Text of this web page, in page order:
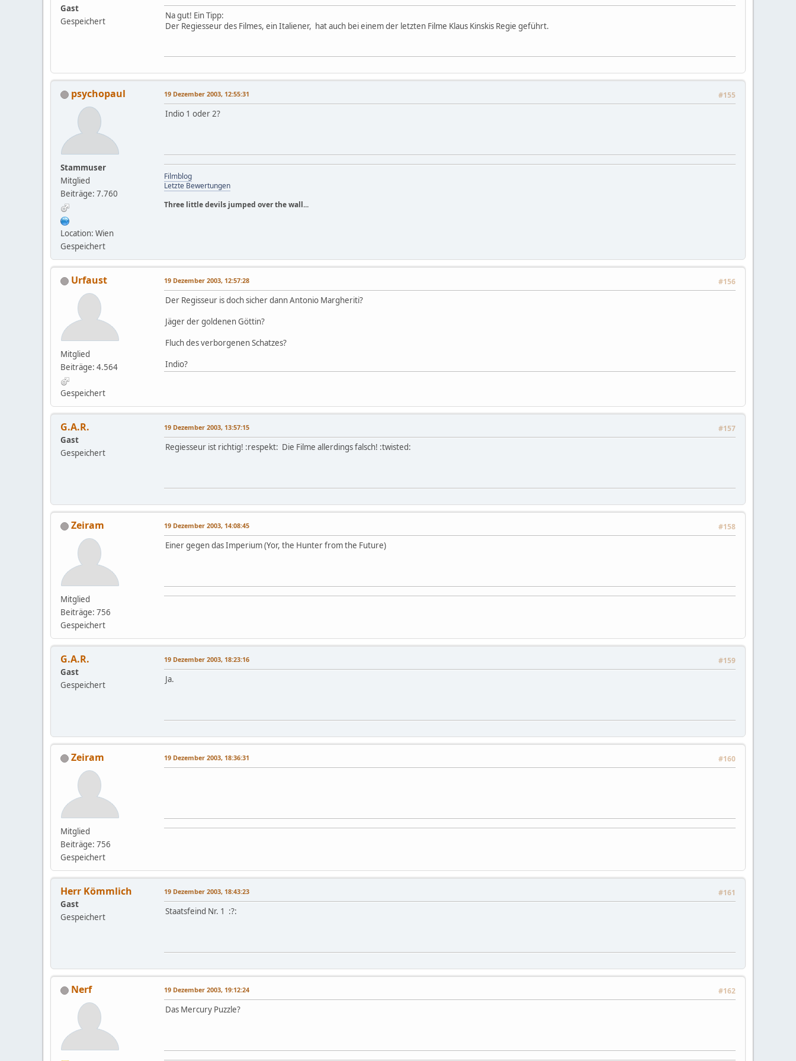
Gast
Gespeichert
Na gut! Ein Tipp:
Der Regiesseur des Filmes, ein Italiener, hat auch bei einem der letzten Filme Klaus Kinskis Regie geführt.
psychopaul
Stammuser
Mitglied
Beiträge: 7.760
Location: Wien
Gespeichert
19 Dezember 2003, 12:55:31 #155
Indio 1 oder 2?
Filmblog
Letzte Bewertungen
Three little devils jumped over the wall...
Urfaust
Mitglied
Beiträge: 4.564
Gespeichert
19 Dezember 2003, 12:57:28 #156
Der Regisseur is doch sicher dann Antonio Margheriti?
Jäger der goldenen Göttin?
Fluch des verborgenen Schatzes?
Indio?
G.A.R.
Gast
Gespeichert
19 Dezember 2003, 13:57:15 #157
Regiesseur ist richtig! :respekt: Die Filme allerdings falsch! :twisted:
Zeiram
Mitglied
Beiträge: 756
Gespeichert
19 Dezember 2003, 14:08:45 #158
Einer gegen das Imperium (Yor, the Hunter from the Future)
G.A.R.
Gast
Gespeichert
19 Dezember 2003, 18:23:16 #159
Ja.
Zeiram
Mitglied
Beiträge: 756
Gespeichert
19 Dezember 2003, 18:36:31 #160
Herr Kömmlich
Gast
Gespeichert
19 Dezember 2003, 18:43:23 #161
Staatsfeind Nr. 1 :?:
Nerf 19 Dezember 2003, 19:12:24 #162
Das Mercury Puzzle?